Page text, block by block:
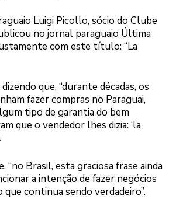
Luigi Picollo, sócio do Clube
no jornal paraguaio Última
com este título: “La
que, “durante décadas, os
fazer compras no Paraguai,
tipo de garantia do bem
que o vendedor lhes dizia: ‘la
“no Brasil, esta graciosa frase ainda
a intenção de fazer negócios
que continua sendo verdadeiro”.